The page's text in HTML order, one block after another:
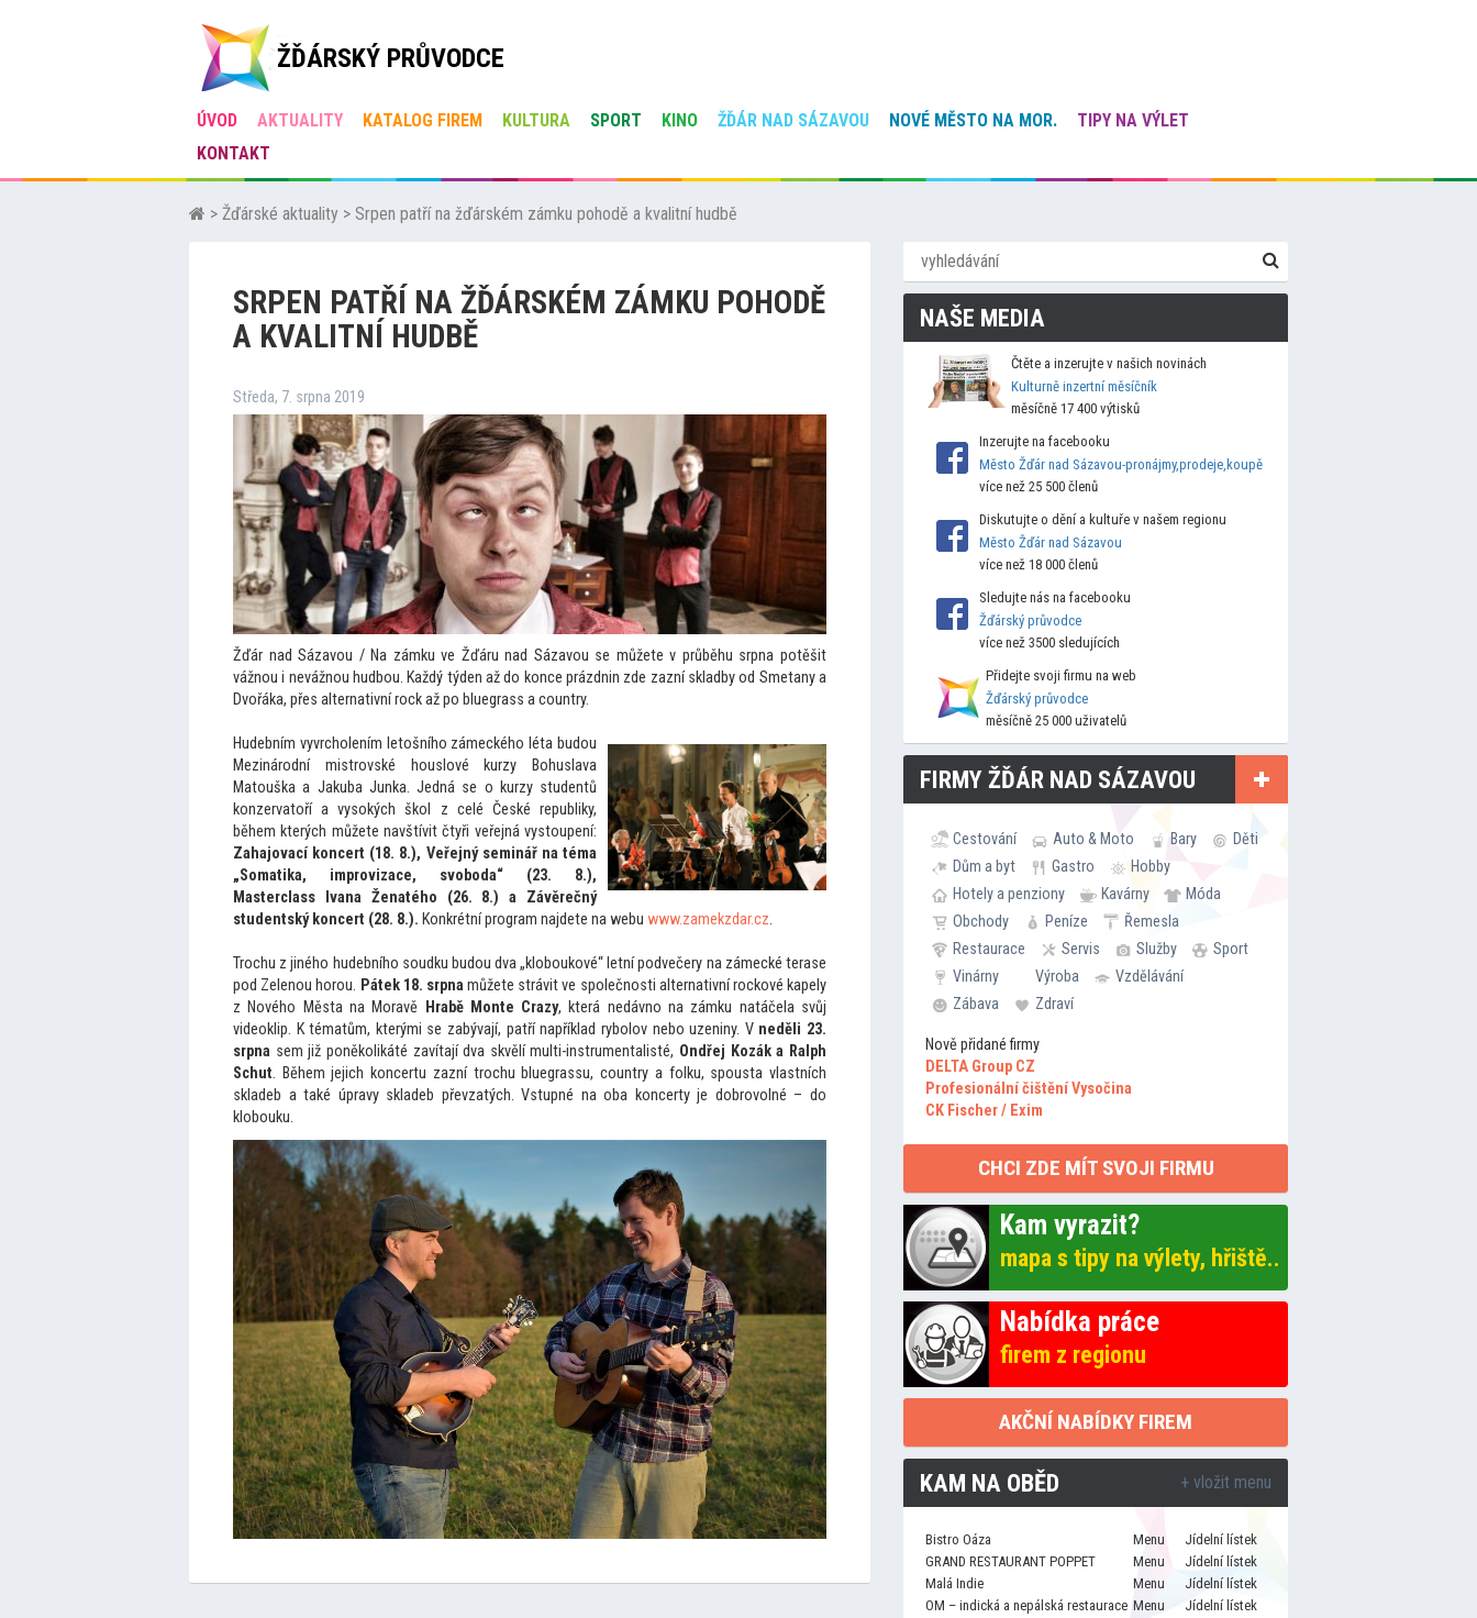
ŽĎÁRSKÝ PRŮVODCE
ÚVOD AKTUALITY KATALOG FIREM KULTURA SPORT KINO ŽĎÁR NAD SÁZAVOU NOVÉ MĚSTO NA MOR.
TIPY NA VÝLET
KONTAKT
> Žďárské aktuality > Srpen patří na žďárském zámku pohodě a kvalitní hudbě
SRPEN PATŘÍ NA ŽĎÁRSKÉM ZÁMKU POHODĚ
A KVALITNÍ HUDBĚ
Středa, 7. srpna 2019
Žďár nad Sázavou / Na zámku ve Žďáru nad Sázavou se můžete v průběhu srpna potěšit
vážnou i nevážnou hudbou. Každý týden až do konce prázdnin zde zazní skladby od Smetany a
Dvořáka, přes alternativní rock až po bluegrass a country.
Hudebním vyvrcholením letošního zámeckého léta budou
Mezinárodní mistrovské houslové kurzy Bohuslava
Matouška a Jakuba Junka. Jedná se o kurzy studentů
konzervatoří a vysokých škol z celé České republiky,
během kterých můžete navštívit čtyři veřejná vystoupení:
Zahajovací koncert (18. 8.), Veřejný seminář na téma
„Somatika, improvizace, svoboda“ (23. 8.),
Masterclass Ivana Ženatého (26. 8.) a Závěrečný
studentský koncert (28. 8.). Konkrétní program najdete na webu www.zamekzdar.cz.
Trochu z jiného hudebního soudku budou dva „kloboukové“ letní podvečery na zámecké terase
pod Zelenou horou. Pátek 18. srpna můžete strávit ve společnosti alternativní rockové kapely
z Nového Města na Moravě Hrabě Monte Crazy, která nedávno na zámku natáčela svůj
videoklip. K tématům, kterými se zabývají, patří například rybolov nebo uzeniny. Vneděli 23.
srpna sem již poněkolikáté zavítají dva skvělí multi-instrumentalisté, Ondřej Kozák a Ralph
Schut. Během jejich koncertu zazní trochu bluegrassu, country a folku, spousta vlastních
skladeb a také úpravy skladeb převzatých. Vstupné na oba koncerty je dobrovolné – do
klobouku.
NAŠE MEDIA
Čtěte a inzerujte v našich novinách
Kulturně inzertní měsíčník
měsíčně 17 400 výtisků
Inzerujte na facebooku
Město Žďár nad Sázavou-pronájmy,prodeje,koupě
více než 25 500 členů
Diskutujte o dění a kultuře v našem regionu
Město Žďár nad Sázavou
více než 18 000 členů
Sledujte nás na facebooku
Žďárský průvodce
více než 3500 sledujících
Přidejte svoji firmu na web
Žďárský průvodce
měsíčně 25 000 uživatelů
FIRMY ŽĎÁR NAD SÁZAVOU
Cestování Auto & Moto Bary
Děti
Dům a byt
Gastro
Hobby
Hotely a penziony
Kavárny
Móda
Obchody
Peníze
Řemesla
Restaurace
Servis Služby
Sport
Vinárny
Výroba
Vzdělávání
Zábava
Zdraví
Nově přidané firmy
DELTA Group CZ
Profesionální čištění Vysočina
CK Fischer / Exim
CHCI ZDE MÍT SVOJI FIRMU
Kam vyrazit?
mapa s tipy na výlety, hřiště..
Nabídka práce
firem z regionu
AKČNÍ NABÍDKY FIREM
KAM NA OBĚD + vložit menu
Bistro Oáza Menu
Jídelní lístek
GRAND RESTAURANT POPPET
Menu
Jídelní lístek
Malá Indie
Menu
Jídelní lístek
OM – indická a nepálská restaurace Menu
Jídelní lístek